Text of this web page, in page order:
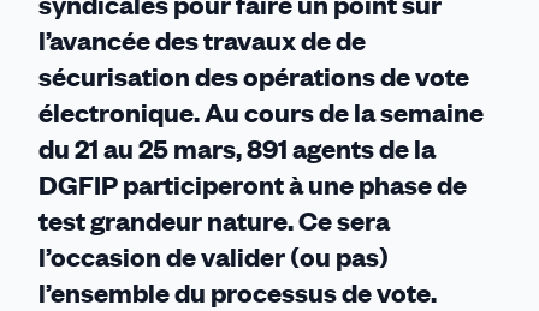
l’avancée des travaux de de
sécurisation des opérations de vote
électronique. Au cours de la semaine
du 21 au 25 mars, 891 agents de la
DGFIP participeront à une phase de
test grandeur nature. Ce sera
l’occasion de valider (ou pas)
l’ensemble du processus de vote.